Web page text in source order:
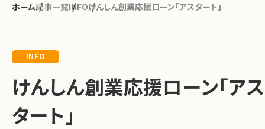
地域から探す
記事一覧INFOけんしん創業応援ローン｢アスタート」
INFO
けんしん創業応援ローン｢アス
タート」